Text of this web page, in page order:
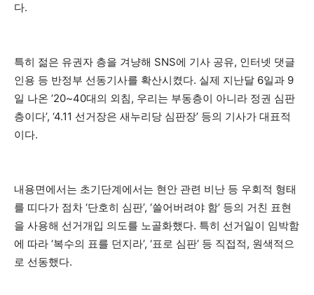
다.
특히 젊은 유권자 층을 겨냥해 SNS에 기사 공유, 인터넷 댓글
인용 등 반정부 선동기사를 확산시켰다. 실제 지난달 6일과 9
일 나온 ’20~40대의 외침, 우리는 부동층이 아니라 정권 심판
층이다’, ‘4.11 선거장은 새누리당 심판장’ 등의 기사가 대표적
이다.
내용면에서는 초기단계에서는 현안 관련 비난 등 우회적 형태
를 띠다가 점차 ‘단호히 심판’, ‘쓸어버려야 함’ 등의 거친 표현
을 사용해 선거개입 의도를 노골화했다. 특히 선거일이 임박함
에 따라 ‘복수의 표를 던지라’, ‘표로 심판’ 등 직접적, 원색적으
로 선동했다.